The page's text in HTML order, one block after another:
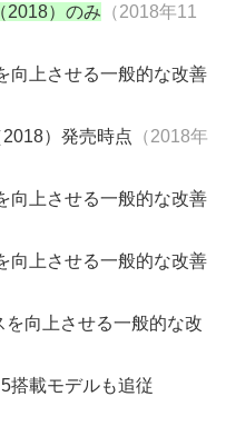
）のみ （2018年11
向上させる一般的な改善
）発売時点 （2018年
向上させる一般的な改善
向上させる一般的な改善
向上させる一般的な改
搭載モデルも追従